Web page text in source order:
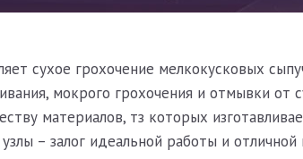
сухое грохочение мелкокусковых
мокрого грохочения и отмывки
материалов, тз которых
– залог идеальной работы и отличной